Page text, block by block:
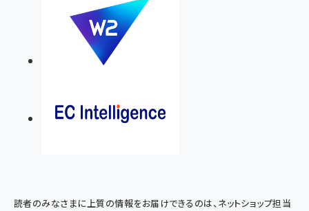
読者のみなさまに上質の情報をお届けできるのは、ネットショップ担当